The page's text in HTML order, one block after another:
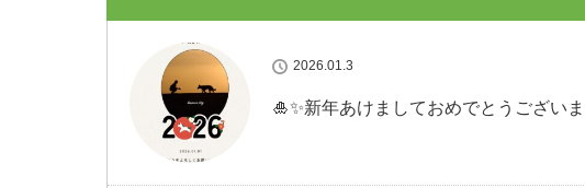
2026.01.3
🎍✨新年あけましておめでとうござい